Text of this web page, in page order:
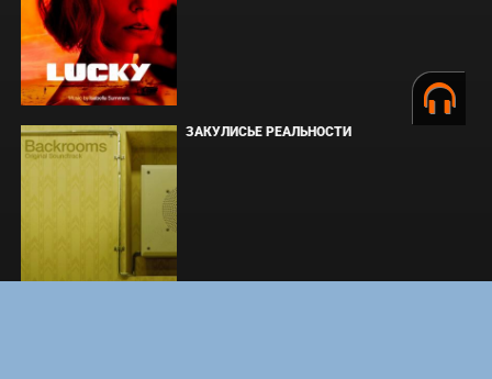
ЗАКУЛИСЬЕ РЕАЛЬНОСТИ